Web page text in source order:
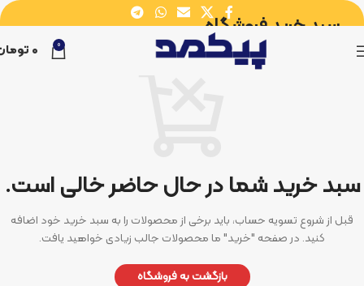
0
0
سبد خرید فروشگاه
سبد خرید شما در حال حاضر خالی است.
قبل از شروع تسویه حساب، باید برخی از محصولات را به سبد خرید خود اضافه
کنید. در صفحه "خرید" ما محصولات جالب زیادی خواهید یافت.
بازگشت به فروشگاه